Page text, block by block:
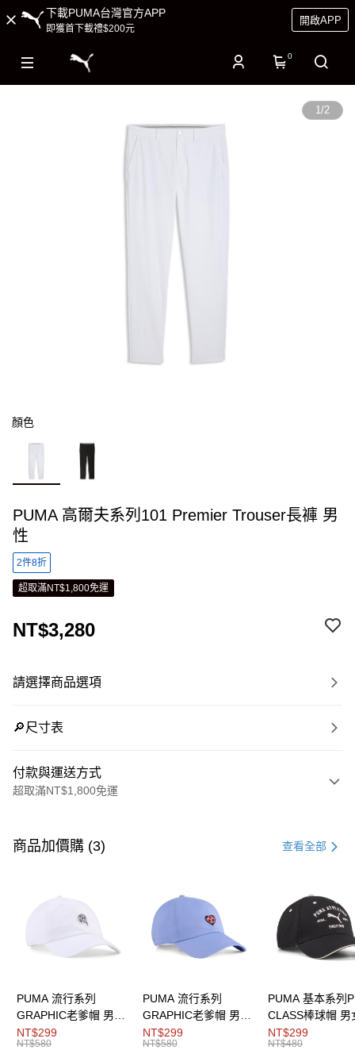
下載PUMA台灣官方APP
即獲首下載禮$200元
開啟APP
0
1/2
顏色
PUMA 高爾夫系列101 Premier Trouser長褲 男
性
2件8折
超取滿NT$1,800免運
NT$3,280
請選擇商品選項
🔎尺寸表
付款與運送方式
超取滿NT$1,800免運
信用卡一次付款
Apple Pay
Google Pay
貨到付款
商品加價購 (3) 查看全部
PUMA 流行系列
GRAPHIC老爹帽 男女
共同
NT$299
NT$580
PUMA 流行系列
GRAPHIC老爹帽 男女
共同
NT$299
NT$580
PUMA 基本系列
CLASS棒球帽 男
同
NT$299
NT$480